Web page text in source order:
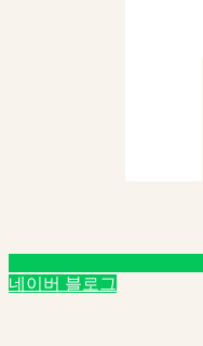
네이버 블로그